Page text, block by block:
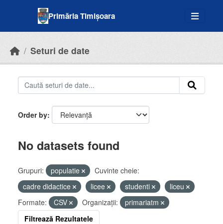
Primăria Timișoara
Seturi de date
Order by
No datasets found
Grupuri: populatie
Cuvinte cheie:
cadre didactice
licee studenti
liceu
Formate:
CSV Organizații:
primariatm
Filtrează Rezultatele